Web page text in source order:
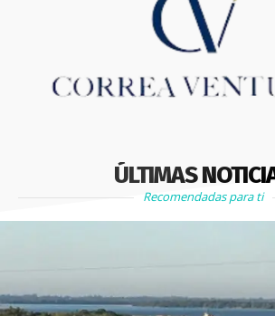
ÚLTIMAS
Recomendadas para ti